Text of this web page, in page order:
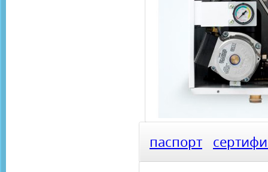
паспорт